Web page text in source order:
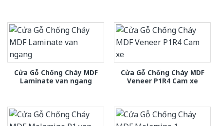
Cửa Gỗ Chống Cháy MDF
Laminate van ngang
Cửa Gỗ Chống Cháy MDF
Veneer P1R4 Cam xe